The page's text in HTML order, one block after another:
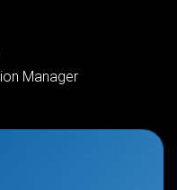
Manager